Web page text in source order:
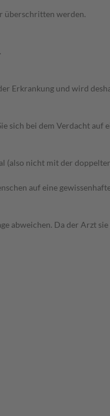
überschritten werden.
Erkrankung und wird
sich bei dem Verdacht
(also nicht mit der
auf eine
abweichen. Da der Arzt